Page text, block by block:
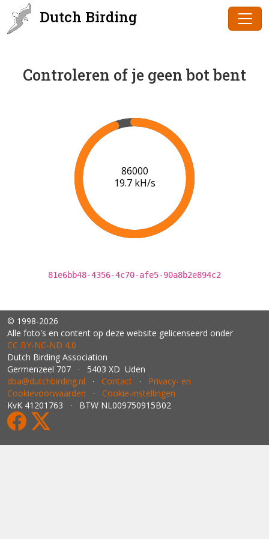
Dutch Birding
Controleren of je geen bot bent
88000
19.8 kH/s
81e6bb48-4356-4c70-afe5-90a8b2e894c2
© 1998-2026
Alle foto's en content op deze website gelicenseerd onder
CC BY‑NC‑ND 4.0
Dutch Birding Association
Germenzeel 707 · 5403 XD Uden
dba@dutchbirding.nl · Contact · Privacy- en
Cookievoorwaarden · Cookie-instellingen
KvK 41201763 · BTW NL009750915B02